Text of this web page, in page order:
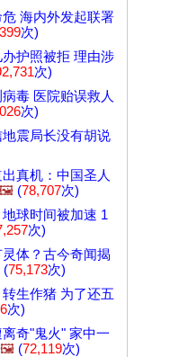
海内外发起联署
次)
护照被拒 理由涉
次)
毒 医院贻误救人
次)
震局长没有胡说
真机：中国圣人
🖼️ (78,707次)
球时间被加速 1
次)
体？古今奇闻揭
(75,173次)
生作猪 为了还五
次)
奇"鬼火" 家中一
🖼️ (72,119次)